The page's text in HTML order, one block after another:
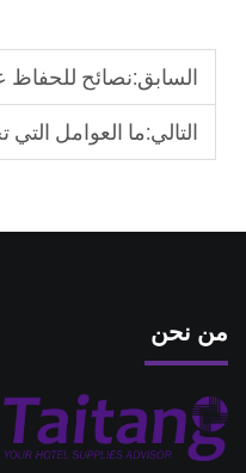
السابق:نصائح للحفاظ على مفارش
التالي:ما العوامل التي تجعل المناشف
من نحن